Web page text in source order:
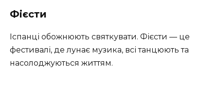
Фієсти
Іспанці обожнюють святкувати. Фієсти — це
фестивалі, де лунає музика, всі танцюють та
насолоджуються життям.